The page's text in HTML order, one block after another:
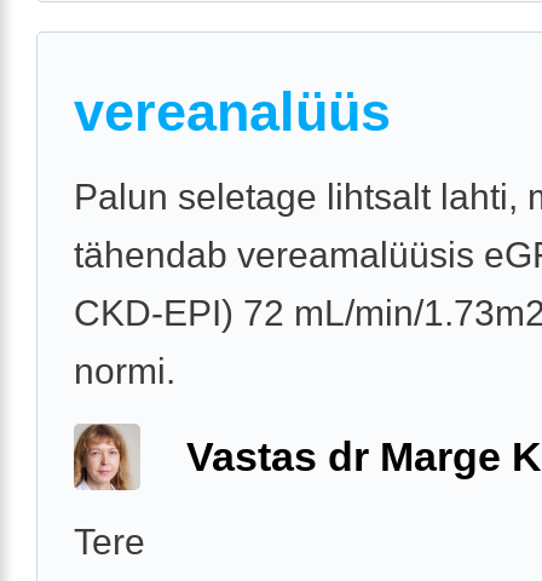
vereanalüüs
Palun seletage lihtsalt lahti,
tähendab vereamalüüsis
CKD-EPI) 72 mL/min/
normi.
Vastas dr Marge
Tere